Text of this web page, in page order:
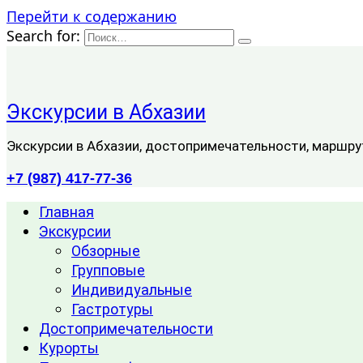
Перейти к содержанию
Search for:
Экскурсии в Абхазии
Экскурсии в Абхазии, достопримечательности,
+7 (987) 417-77-36
Главная
Экскурсии
Обзорные
Групповые
Индивидуальные
Гастротуры
Достопримечательности
Курорты